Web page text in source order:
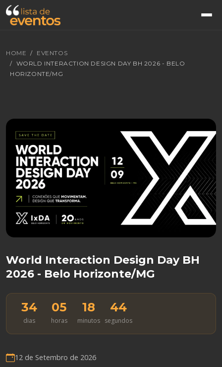
HOME
EVENTOS
WORLD INTERACTION DESIGN DAY BH 2026 - BELO
HORIZONTE/MG
World Interaction Design Day BH
2026 - Belo Horizonte/MG
34
dias
05
horas
18
minutos
43
segundos
12 de Setembro de 2026